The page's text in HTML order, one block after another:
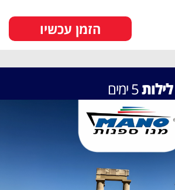
הזמן עכשיו
לילות5ימים